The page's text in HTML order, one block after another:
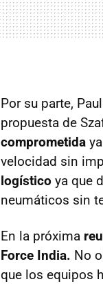
Por su parte,
propuesta de
comprometida
velocidad sin
logístico ya que
neumáticos sin
En la próxima
Force India. No
que los equipos